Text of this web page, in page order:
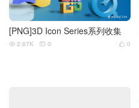
[PNG]3D Icon Series系列收集
 0
 2.67K  0